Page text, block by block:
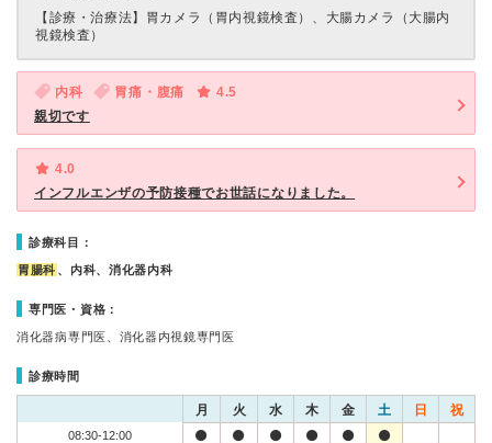
【診療・治療法】 胃カメラ（胃内視鏡検査）、大腸カメラ（大腸内
視鏡検査）
内科 胃痛・腹痛
4.5
親切です
4.0
インフルエンザの予防接種でお世話になりました。
診療科目：
胃腸科 、内科、消化器内科
専門医・資格：
消化器病専門医、消化器内視鏡専門医
診療時間
月 火 水 木 金 土 日 祝
08:30-12:00